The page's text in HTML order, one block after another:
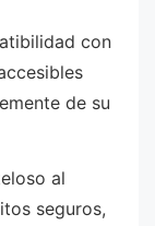
con
de su
al
seguros,